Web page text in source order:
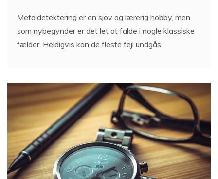
Metaldetektering er en sjov og lærerig hobby, men
som nybegynder er det let at falde i nogle klassiske
fælder. Heldigvis kan de fleste fejl undgås,